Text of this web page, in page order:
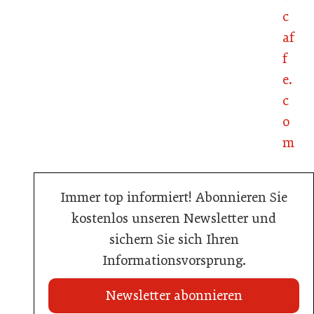
c
af
f
e.
c
o
m
Immer top informiert! Abonnieren Sie
kostenlos unseren Newsletter und
sichern Sie sich Ihren
Informationsvorsprung.
Newsletter abonnieren